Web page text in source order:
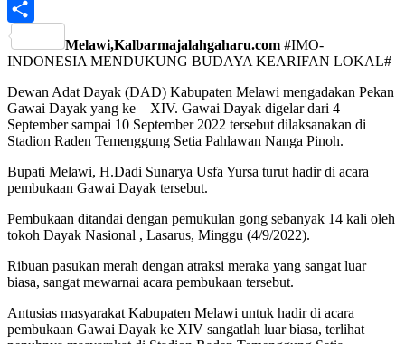
PrintFriendly
Melawi,Kalbarmajalahgaharu.com #IMO-
INDONESIA MENDUKUNG BUDAYA KEARIFAN LOKAL#
Dewan Adat Dayak (DAD) Kabupaten Melawi mengadakan Pekan
Gawai Dayak yang ke – XIV. Gawai Dayak digelar dari 4
September sampai 10 September 2022 tersebut dilaksanakan di
Stadion Raden Temenggung Setia Pahlawan Nanga Pinoh.
Bupati Melawi, H.Dadi Sunarya Usfa Yursa turut hadir di acara
pembukaan Gawai Dayak tersebut.
Pembukaan ditandai dengan pemukulan gong sebanyak 14 kali oleh
tokoh Dayak Nasional , Lasarus, Minggu (4/9/2022).
Ribuan pasukan merah dengan atraksi meraka yang sangat luar
biasa, sangat mewarnai acara pembukaan tersebut.
Antusias masyarakat Kabupaten Melawi untuk hadir di acara
pembukaan Gawai Dayak ke XIV sangatlah luar biasa, terlihat